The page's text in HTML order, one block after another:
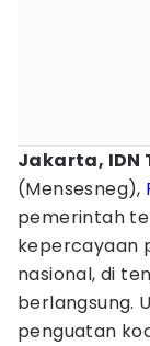
Jakarta, IDN
(Mensesneg),
pemerintah
kepercayaan
nasional, di
berlangsung.
penguatan